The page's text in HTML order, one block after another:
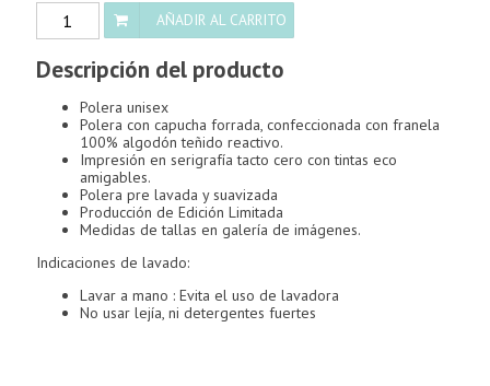
Perro
con
cantidad
AÑADIR AL CARRITO
Descripción del producto
Polera unisex
Polera con capucha forrada, confeccionada con franela
100% algodón teñido reactivo.
Impresión en serigrafía tacto cero con tintas eco
amigables.
Polera pre lavada y suavizada
Producción de Edición Limitada
Medidas de tallas en galería de imágenes.
Indicaciones de lavado:
Lavar a mano : Evita el uso de lavadora
No usar lejía, ni detergentes fuertes